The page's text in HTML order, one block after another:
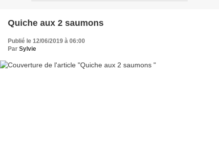
Quiche aux 2 saumons
Publié le 12/06/2019 à 06:00
Par Sylvie